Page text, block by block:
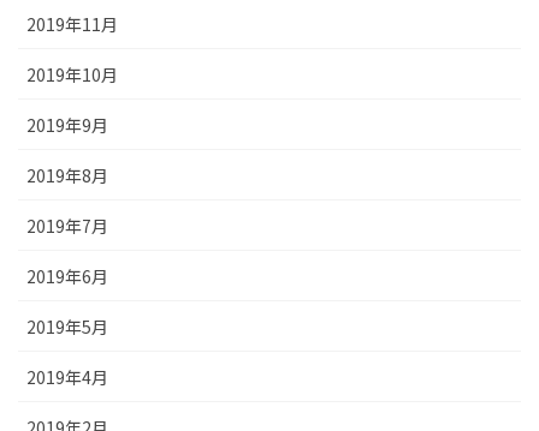
2019年11月
2019年10月
2019年9月
2019年8月
2019年7月
2019年6月
2019年5月
2019年4月